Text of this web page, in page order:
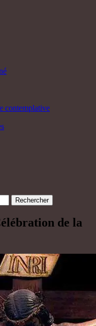
contemplative
de la